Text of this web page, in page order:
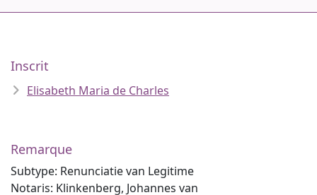
Inscrit
Elisabeth Maria de Charles
Remarque
Subtype: Renunciatie van Legitime
Notaris: Klinkenberg, Johannes van